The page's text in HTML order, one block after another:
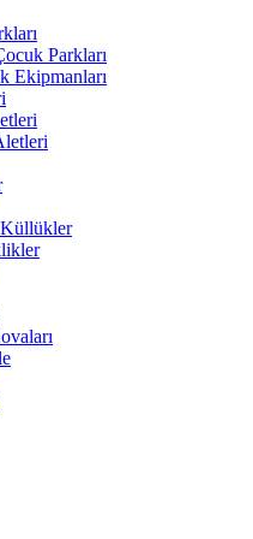
Parkları
Ekipmanları